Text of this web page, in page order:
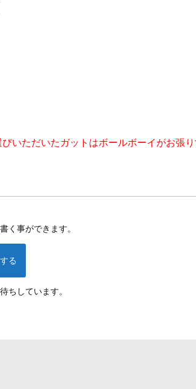
いただいたガットはボールボーイがお張
く事ができます。
る
ちしています。